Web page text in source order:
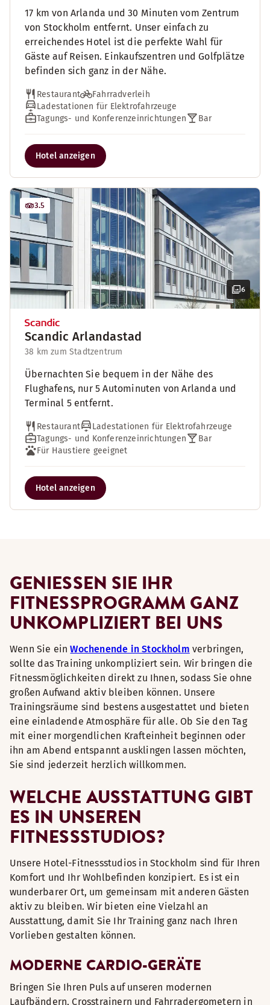
17 km von Arlanda und 30 Minuten vom Zentrum
von Stockholm entfernt. Unser einfach zu
erreichendes Hotel ist die perfekte Wahl für
Gäste auf Reisen. Einkaufszentren und Golfplätze
befinden sich ganz in der Nähe.
Restaurant
Fahrradverleih
Ladestationen für Elektrofahrzeuge
Tagungs- und Konferenzeinrichtungen
Bar
Hotel anzeigen
6
3.5
Scandic Arlandastad
38 km zum Stadtzentrum
Übernachten Sie bequem in der Nähe des
Flughafens, nur 5 Autominuten von Arlanda und
Terminal 5 entfernt.
Restaurant
Ladestationen für Elektrofahrzeuge
Tagungs- und Konferenzeinrichtungen
Bar
Für Haustiere geeignet
Hotel anzeigen
GENIESSEN SIE IHR F
ITNESSPROGRAMM GANZ U
NKOMPLIZIERT BEI UNS
Wenn Sie einWochenende in Stockholm verbringen,
sollte das Training unkompliziert sein. Wir bringen die
Fitnessmöglichkeiten direkt zu Ihnen, sodass Sie ohne
großen Aufwand aktiv bleiben können. Unsere
Trainingsräume sind bestens ausgestattet und bieten
eine einladende Atmosphäre für alle. Ob Sie den Tag
mit einer morgendlichen Krafteinheit beginnen oder
ihn am Abend entspannt ausklingen lassen möchten,
Sie sind jederzeit herzlich willkommen.
WELCHE AUSSTATTUNG GIBT
ES IN UNSEREN
FITNESSSTUDIOS?
Unsere Hotel-Fitnessstudios in Stockholm sind für Ihren
Komfort und Ihr Wohlbefinden konzipiert. Es ist ein
wunderbarer Ort, um gemeinsam mit anderen Gästen
aktiv zu bleiben. Wir bieten eine Vielzahl an
Ausstattung, damit Sie Ihr Training ganz nach Ihren
Vorlieben gestalten können.
MODERNE CARDIO-GERÄTE
Bringen Sie Ihren Puls auf unseren modernen
Laufbändern, Crosstrainern und Fahrradergometern in